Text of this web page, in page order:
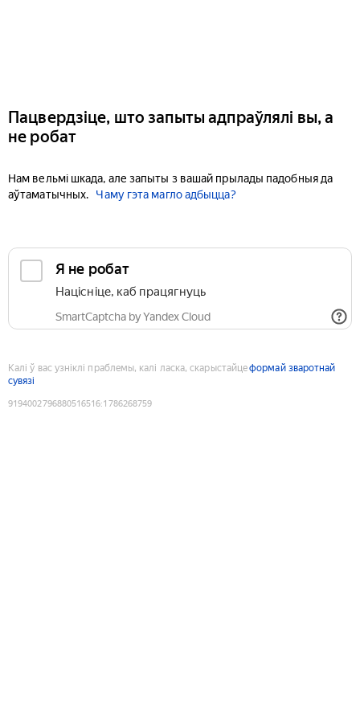
Пацвердзіце, што запыты адпраўлялі вы, а
не робат
Нам вельмі шкада, але запыты з вашай прылады падобныя да
аўтаматычных.
Чаму гэта магло адбыцца?
Я не робат
Націсніце, каб працягнуць
SmartCaptcha by Yandex Cloud
Калі ў вас узніклі праблемы, калі ласка, скарыстайцеформай зваротнай
сувязі
9194002796880516516:1786268759